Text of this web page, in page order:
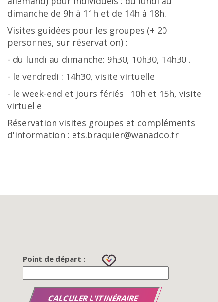
dimanche de 9h à 11h et de 14h à 18h.
Visites guidées pour les groupes (+ 20
personnes, sur réservation) :
- du lundi au dimanche: 9h30, 10h30, 14h30 .
- le vendredi : 14h30, visite virtuelle
- le week-end et jours fériés : 10h et 15h, visite
virtuelle
Réservation visites groupes et compléments
d'information : ets.braquier@wanadoo.fr
Point de départ :